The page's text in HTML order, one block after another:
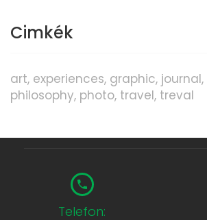
Cimkék
art experiences graphic journal
philosophy photo travel treval
Telefon: